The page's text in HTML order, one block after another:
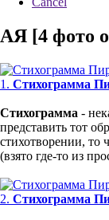
АЯ [4 фото
1. Стихограмма
Стихограмма -
представить тот
стихотворении, то
(взято где-то из
2. Стихограмма